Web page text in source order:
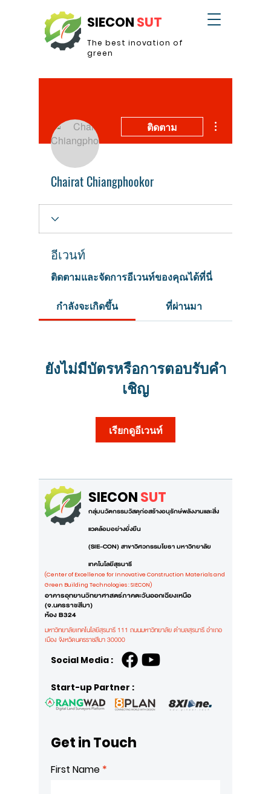
SIECON SUT
The best inovation of
green
ติดตาม
Chairat Chiangphookor
อีเวนท์
ติดตามและจัดการอีเวนท์ของคุณได้ที่นี่
กำลังจะเกิดขึ้น
ที่ผ่านมา
ยังไม่มีบัตรหรือการตอบรับคำ
เชิญ
เรียกดูอีเวนท์
SIECONSUT
กลุ่มนวัตกรรมวัสดุก่อสร้างอนุรักษ์พลังงานและสิ่ง
แวดล้อมอย่างยั่งยืน
(SIE-CON) สาขาวิศวกรรมโยธา มหาวิทยาลัย
เทคโนโลยีสุรนารี
(Center of Excellence for Innovative Construction Materials and
Green Building Technologies : SIECON)
อาคารอุทยานวิทยาศาสตร์ภาคตะวันออกเฉียงเหนือ
(จ.นครราชสีมา)
ห้อง B324
มหาวิทยาลัยเทคโนโลยีสุรนารี 111 ถนนมหาวิทยาลัย ตำบลสุรนารี อำเภอ
เมือง จังหวัดนครราชสีมา 30000
Social Media :
Start-up Partner :
Get in Touch
First Name